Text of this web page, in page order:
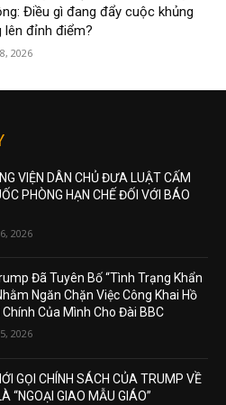
Điều gì đang đẩy cuộc khủng
lên đỉnh điểm?
2026
VIỆN DÂN CHỦ ĐƯA LUẬT CẤM
PHÒNG HẠN CHẾ ĐỐI VỚI BÁO
2026
Đã Tuyên Bố “Tình Trạng Khẩn
Ngăn Chặn Việc Công Khai Hồ
Chính Của Mình Cho Đài BBC
2026
GỌI CHÍNH SÁCH CỦA TRUMP VỀ
“NGOẠI GIAO MẪU GIÁO”